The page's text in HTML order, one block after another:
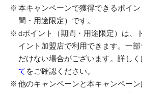
本キャンペーンで獲得できるポイ
間・用途限定）です。
dポイント（期間・用途限定）は、
イント加盟店で利用できます。一
だけない場合がございます。詳し
て をご確認ください。
他のキャンペーンと本キャンペーン